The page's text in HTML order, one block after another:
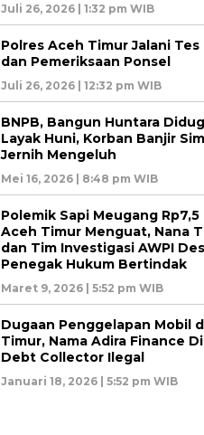
Juli 26, 2026 | 1:32 pm WIB
Polres Aceh Timur Jalani Tes
dan Pemeriksaan Ponsel
Juli 26, 2026 | 12:32 pm WIB
BNPB, Bangun Huntara
Layak Huni, Korban Banjir
Jernih Mengeluh
Mei 16, 2026 | 8:48 pm WIB
Polemik Sapi Meugang Rp7,5
Aceh Timur Menguat, Nana
dan Tim Investigasi AWPI
Penegak Hukum Bertindak
Maret 9, 2026 | 5:52 pm WIB
Dugaan Penggelapan Mobil
Timur, Nama Adira Finance
Debt Collector Ilegal
Januari 18, 2026 | 5:52 pm WIB